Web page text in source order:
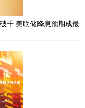
千 美联储降息预期成最